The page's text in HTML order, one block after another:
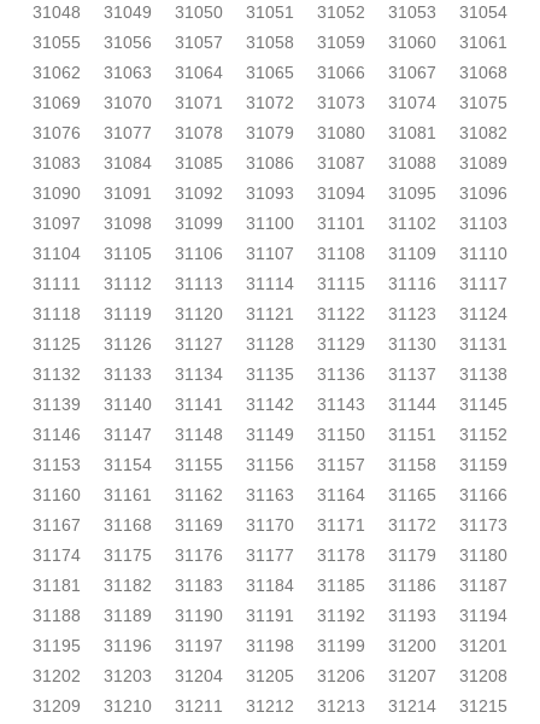
31048
31049 31050 31051 31052 31053
31054
31055
31056 31057 31058 31059 31060
31061
31062
31063 31064 31065 31066 31067
31068
31069
31070 31071 31072 31073 31074
31075
31076
31077 31078 31079 31080 31081
31082
31083
31084 31085 31086 31087 31088
31089
31090
31091 31092 31093 31094 31095
31096
31097
31098 31099 31100 31101 31102
31103
31104
31105 31106 31107 31108 31109
31110
31111
31112 31113 31114 31115 31116
31117
31118
31119 31120 31121 31122 31123
31124
31125
31126 31127 31128 31129 31130
31131
31132
31133 31134 31135 31136 31137
31138
31139
31140 31141 31142 31143 31144
31145
31146
31147 31148 31149 31150 31151
31152
31153
31154 31155 31156 31157 31158
31159
31160
31161 31162 31163 31164 31165
31166
31167
31168 31169 31170 31171 31172
31173
31174
31175 31176 31177 31178 31179
31180
31181
31182 31183 31184 31185 31186
31187
31188
31189 31190 31191 31192 31193
31194
31195
31196 31197 31198 31199 31200
31201
31202
31203 31204 31205 31206 31207
31208
31209
31210 31211 31212 31213 31214
31215